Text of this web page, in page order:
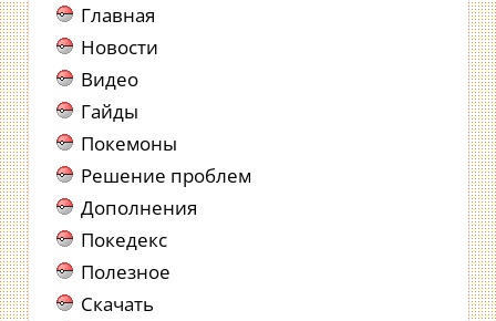
Главная
Новости
Видео
Гайды
Покемоны
Решение проблем
Дополнения
Покедекс
Полезное
Скачать